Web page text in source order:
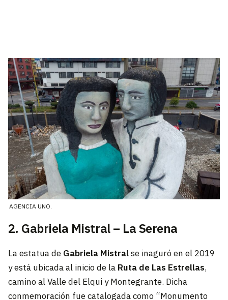
AGENCIA UNO.
2. Gabriela Mistral – La Serena
La estatua de Gabriela Mistralse inaguró en el 2019
y está ubicada al inicio de la Ruta de Las Estrellas,
camino al Valle del Elqui y Montegrante. Dicha
conmemoración fue catalogada como “Monumento